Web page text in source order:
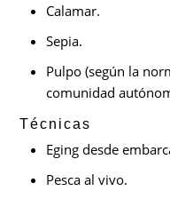
Calamar.
Sepia.
Pulpo (según la
comunidad
Técnicas
Eging desde
Pesca al vivo.